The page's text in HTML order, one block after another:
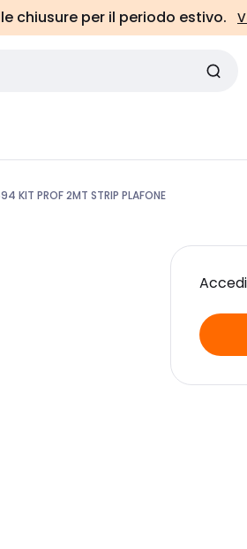
chiusure per il periodo estivo.
KIT PROF 2MT STRIP PLAFONE